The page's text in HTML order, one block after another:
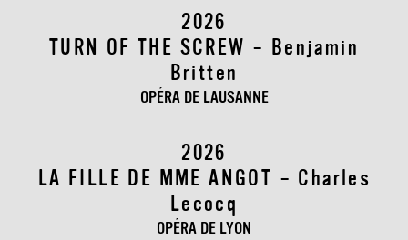
2026
TURN OF THE SCREW – Benjamin
Britten
OPÉRA DE LAUSANNE
2026
LA FILLE DE MME ANGOT – Charles
Lecocq
OPÉRA DE LYON